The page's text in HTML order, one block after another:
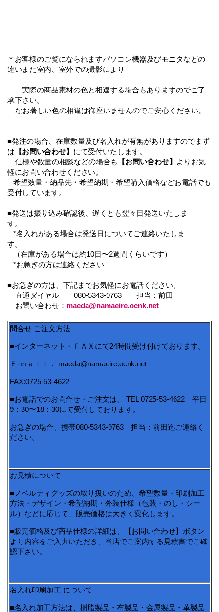
＊お客様のご覧になられますパソコン機器及びモニタなどの
違いまた室内、室外での撮影により
実際の商品素材の色と相違する場合もありますのでご了
承下さい。
なお著しい色の相違は御座いませんのでご安心ください。
■発注の場合、在庫数量及び名入れが有無がありますのでまず
は 【お問い合わせ】 にて受付いたします。
仕様や数量の相談などの場合も
【お問い合わせ】
よりお気
軽にお問い合わせください。
希望数量・納品先・希望納期・希望購入価格などお電話でも
受付しています。
■発送は振り込み確認後、遅くとも翌々日発送いたしま
す。
*名入れがある場合は発送日についてご連絡いたしま
す。
（在庫がある場合は約10日〜2週間くらいです）
*お急ぎの方は連絡ください
■お急ぎの方は、下記までお気軽にお電話ください。
直通ダイヤル 080-5343-9763 担当：前田
お問い合わせ： maeda@namaeire.ocnk.net
問合せ ご注文方法
■インターネット・ＦＡＸにて24時間受け付けております。
Ｅ-ｍａｉｌ： maeda@namaeire.ocnk.net
FAX:0725-53-4622
■お電話でのお問合せ・ご注文は、 TEL 0725-53-4622 平日
9：30〜18：30にて受付しております。
お急ぎの場合、携帯080-5343-9763 担当：前田迄ご連絡く
ださい。
お見積について
■ノベルティグッズの取り扱いのため、希望数量・印刷加工
方法・デザイン・希望納期・外装仕様（包装・のし・シー
ル）などに応じて、販売価格は大きく変化します。
■販売価格及び商品仕様の詳細は、【お問い合わせ】ボタン
より内容をご入力いただき、当店でご案内する見積書でご確
認下さい。
名入れ印刷加工 について
■名入れ加工方法は、樹脂製品・布製品・金属製品・革製品